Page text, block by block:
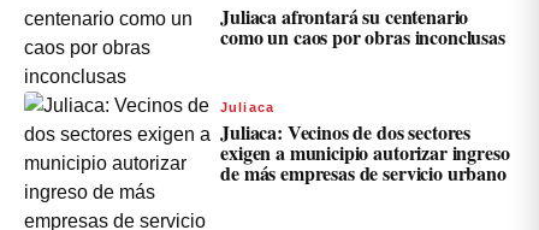
Juliaca afrontará su centenario
como un caos por obras inconclusas
Juliaca
Juliaca: Vecinos de dos sectores
exigen a municipio autorizar ingreso
de más empresas de servicio urbano